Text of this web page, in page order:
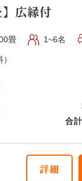
合計
】広縁付
畳 1~6名
詳細